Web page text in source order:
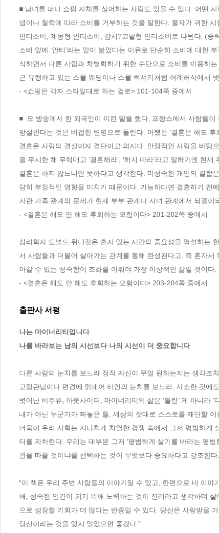
■ 남녀를 떠나 쇼핑 자체를 싫어하는 사람도 있을 수 있다. 어떤
념이나 철학에 따라 소비를 거부하는 것을 말한다. 물자가 귀한
안티소비, 계몽형 안티소비, 감시?고발형 안티소비로 나뉜다. (중
소비 앞에 ‘안티’라는 말이 붙었다는 이유로 단순히 소비에 대한
식하면서 다른 사람과 차별화하기 위한 수단으로 소비를 이용하
근 유행하고 있는 스몰 웨딩이나 스몰 럭셔리처럼 허례허식에서
- <쇼핑은 각자 스타일대로 하는 걸로> 101-104쪽 중에서
■  모 방송에서 한 외국인이 이런 말을 했다. 프랑스에서 사람들
망설인다는 것은 비겁한 변명으로 들린다. 어쨌든 ‘결혼은 해도
결혼은 사랑의 결실이자 결단이고 의지다. 안정적인 사랑을 바탕
을 무시한 채 무턱대고 ‘결혼해라’, ‘하지 마라’라고 말하기엔 현
결혼은 하지 않느니만 못하다고 생각한다. 미성숙한 개인의 결합
당히 부정적인 영향을 미치기 때문이다. 가능하다면 결혼하기 전
자란 가족 관계의 문제가 현재 부부 관계나 자녀 관계에서 되풀
- <결혼은 해도 안 해도 후회하는 모험이다> 201-202쪽 중에서
심리학자 도널드 위니컷은 혼자 있는 시간의 중요성을 역설하는
서 사람들과 더불어 살아가는 관계를 통해 완성된다고. 즉 혼자
아갈 수 있는 성숙함이 조화를 이뤄야 가장 이상적인 삶일 것이다.
- <결혼은 해도 안 해도 후회하는 모험이다> 203-204쪽 중에서
출판사 서평
나는 마이너리티입니다
나를 바라보는 남의 시선보다 나의 시선이 더 중요합니다
다른 사람의 눈치를 보느라 정작 자신이 무얼 원하는지는 생각조
고정관념이나 편견에 얽매어 타인의 눈치를 보느라, 사소한 것
벗어난 비주류, 아웃사이더, 마이너리티의 삶은 ‘틀린’ 게 아니라 ‘
내가 아닌 누군가가 짜놓은 틀, 세상의 잣대로 스스로를 재단할
더욱이 우리 사회는 지나치게 치열한 경쟁 속에서 그저 평범하게
티를 자처한다. 우리는 대부분 그저 ‘평범하게 살기를 바라는 평
관을 따를 것이냐를 선택하는 것이 무엇보다 중요하다고 강조한다.
“이 책은 우리 주변 사람들의 이야기일 수 있고, 한편으로 내 이
해, 성숙한 인간이 되기 위해 노력하는 것이 진리라고 생각하며
으로 성장할 기회가 더 많다는 반증일 수 있다. 당신은 사랑받을
당신이라는 것을 잊지 말았으면 좋겠다.”